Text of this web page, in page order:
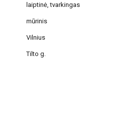
laiptinė, tvarkingas
mūrinis
Vilnius
Tilto g.